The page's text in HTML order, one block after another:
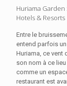
Huriama Garden
Hotels & Resorts
Entre le
entend parfois
Huriama, ce vent
son nom à ce
comme un
restaurant est